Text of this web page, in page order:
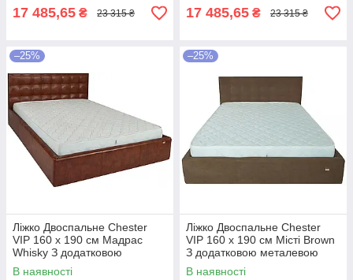
17 485,65 ₴ 23 315 ₴ 17 485,65 ₴ 23 315 ₴
–25%
Ліжко Двоспальне Chester
VIP 160 х 190 см Мадрас
Whisky З додатковою
металевою цільнозварною
В наявності
–25%
Ліжко Двоспальне Chester
VIP 160 х 190 см Місті Brown
З додатковою металевою
цільнозварною рамою
В наявності